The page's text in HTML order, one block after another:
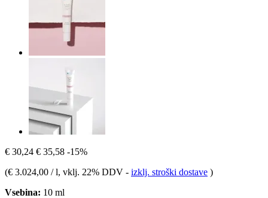
€ 30,24 € 35,58 -15%
(€ 3.024,00 / l, vklj. 22% DDV - izklj. stroški dostave )
Vsebina: 10 ml